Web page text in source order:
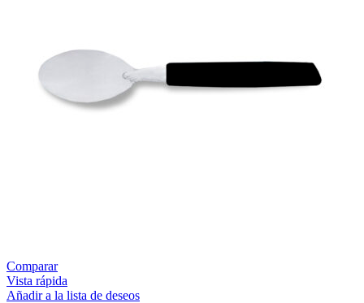
Comparar
Vista rápida
Añadir a la lista de deseos